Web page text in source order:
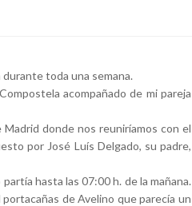
toda una semana.
acompañado de mi pareja
donde nos reuniríamos con el
por José Luís Delgado, su padre,
hasta las 07:00 h. de la mañana.
de Avelino que parecía un